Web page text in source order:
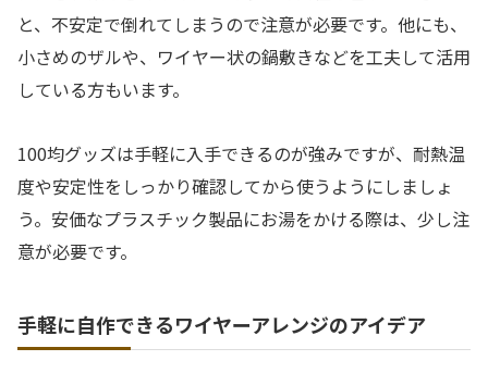
と、不安定で倒れてしまうので注意が必要です。他にも、
小さめのザルや、ワイヤー状の鍋敷きなどを工夫して活用
している方もいます。
100均グッズは手軽に入手できるのが強みですが、耐熱温
度や安定性をしっかり確認してから使うようにしましょ
う。安価なプラスチック製品にお湯をかける際は、少し注
意が必要です。
手軽に自作できるワイヤーアレンジのアイデア